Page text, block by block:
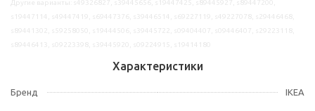
Характеристики
Бренд IKEA